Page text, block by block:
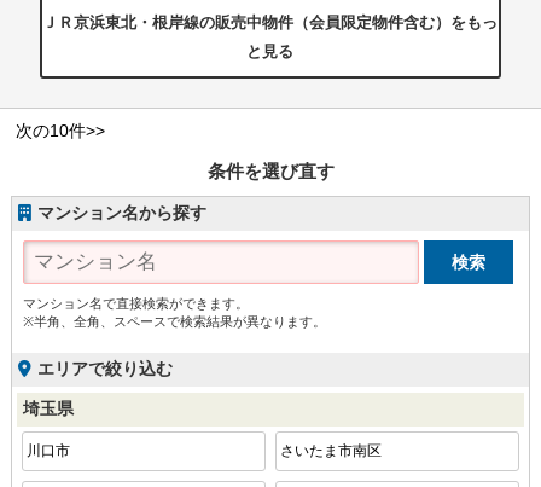
ＪＲ京浜東北・根岸線の販売中物件（会員限定物件含む）をもっ
と見る
次の10件>>
条件を選び直す
マンション名から探す
マンション名で直接検索ができます。
※半角、全角、スペースで検索結果が異なります。
エリアで絞り込む
埼玉県
川口市 さいたま市南区